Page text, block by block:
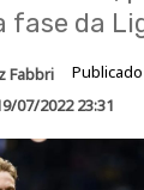
fase da
Fabbri
07/2022 23:31